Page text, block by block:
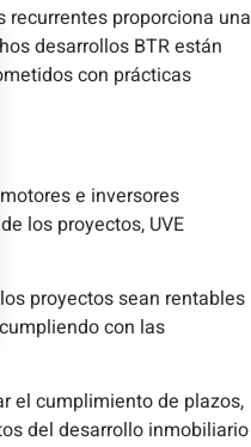
proporciona una
desarrollos BTR están
con prácticas
e inversores
los proyectos, UVE
proyectos sean rentables
con las
el cumplimiento de plazos,
del desarrollo inmobiliario